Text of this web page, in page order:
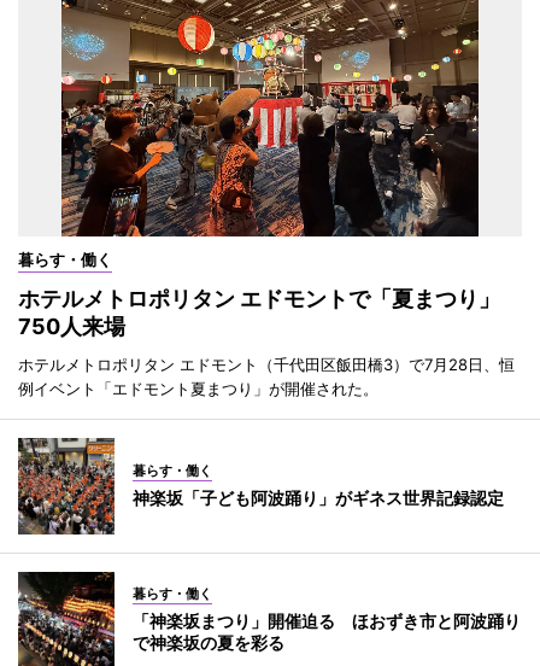
暮らす・働く
ホテルメトロポリタン エドモントで「夏まつり」
750人来場
ホテルメトロポリタン エドモント（千代田区飯田橋3）で7月28日、恒
例イベント「エドモント夏まつり」が開催された。
暮らす・働く
神楽坂「子ども阿波踊り」がギネス世界記録認定
暮らす・働く
「神楽坂まつり」開催迫る ほおずき市と阿波踊り
で神楽坂の夏を彩る